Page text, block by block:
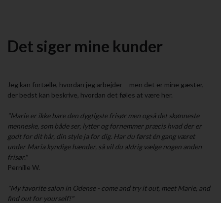
Det siger mine kunder
Jeg kan fortælle, hvordan jeg arbejder – men det er mine gæster,
der bedst kan beskrive, hvordan det føles at være her.
"Marie er ikke bare den dygtigste frisør men også det skønneste
menneske, som både ser, lytter og fornemmer præcis hvad der er
godt for dit hår, din style ja for dig. Har du først én gang været
under Maria kyndige hænder, så vil du aldrig vælge nogen anden
frisør."
Pernille W.
"My favorite salon in Odense - come and try it out, meet Marie, and
find out for yourself!"